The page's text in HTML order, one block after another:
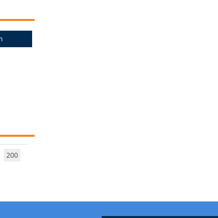
200